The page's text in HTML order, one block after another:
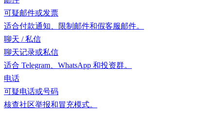
可疑邮件或发票
适合付款通知、限制邮件和假客服邮件。
聊天 / 私信
聊天记录或私信
适合 Telegram、WhatsApp 和投资群。
电话
可疑电话或号码
核查社区举报和冒充模式。